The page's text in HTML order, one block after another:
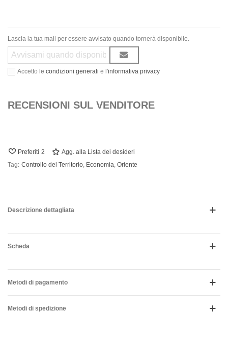
Lascia la tua mail per essere avvisato quando tornerà disponibile.
Accetto le condizioni generali e l'informativa privacy
RECENSIONI SUL VENDITORE
Preferiti 2
Agg. alla Lista dei desideri
Tag: Controllo del Territorio, Economia, Oriente
Descrizione dettagliata
Scheda
Metodi di pagamento
Metodi di spedizione